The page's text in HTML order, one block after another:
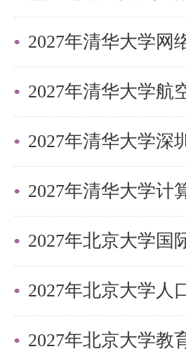
后期冲刺阶段，直
的“利器”。笔记
己的思路和体系
构框架以及重要知
面，会有一种看
当然，这个阶段
中进行应试提高，
题的速度和准确
点概念、理论和
这一阶段需要考
2027年清华大学深
2027年北京大学国
2027年北京大学教